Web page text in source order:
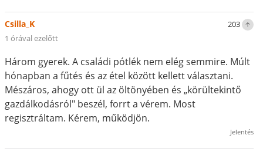
203
Csilla_K
1 órával ezelőtt
Három gyerek. A családi pótlék nem elég semmire. Múlt
hónapban a fűtés és az étel között kellett választani.
Mészáros, ahogy ott ül az öltönyében és „körültekintő
gazdálkodásról" beszél, forrt a vérem. Most
regisztráltam. Kérem, működjön.
Jelentés